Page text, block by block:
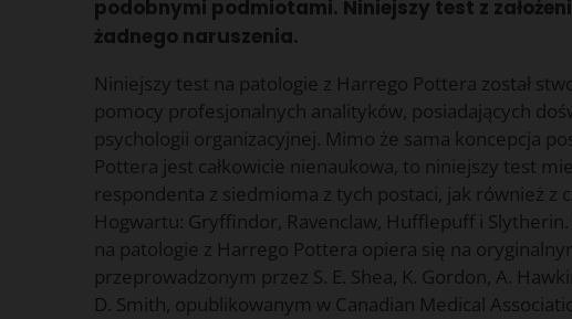
podobnymi podmiotami. Niniejszy test z
żadnego naruszenia.
Niniejszy test na patologie z Harrego Pottera został
pomocy profesjonalnych analityków, posiadających
psychologii organizacyjnej. Mimo że sama koncepcja
Pottera jest całkowicie nienaukowa, to niniejszy test
respondenta z siedmioma z tych postaci, jak również z
Hogwartu: Gryffindor, Ravenclaw, Hufflepuff i
na patologie z Harrego Pottera opiera się na
przeprowadzonym przez S. E. Shea, K. Gordon, A.
D. Smith, opublikowanym w Canadian Medical